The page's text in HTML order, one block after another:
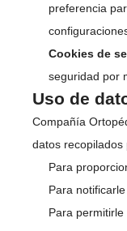
preferencia
Cookies de
seguridad por
Uso de
Compañía
datos recopilados
Para
Para
Para